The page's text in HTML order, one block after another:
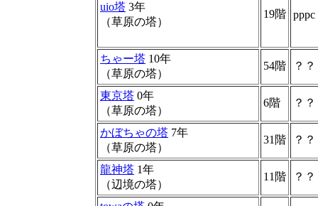
uio塔 3年
（草原の塔）
19階 pppc
ちゃー塔 10年
（草原の塔）
54階 ？
東京塔 0年
（草原の塔）
6階 ？
かぼちゃの塔 7年
（草原の塔）
31階 ？
龍神塔 1年
（辺境の塔）
11階 ？